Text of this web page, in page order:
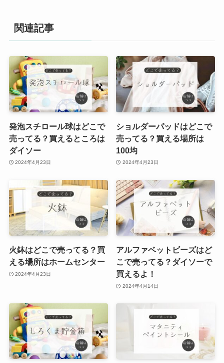
関連記事
発泡スチロール球はどこで
売ってる？買えるところは
ダイソー
2024年4月23日
ショルダーパッドはどこで
売ってる？買える場所は
100均
2024年4月23日
火鉢はどこで売ってる？買
える場所はホームセンター
2024年4月23日
アルファベットビーズはど
こで売ってる？ダイソーで
買えるよ！
2024年4月14日